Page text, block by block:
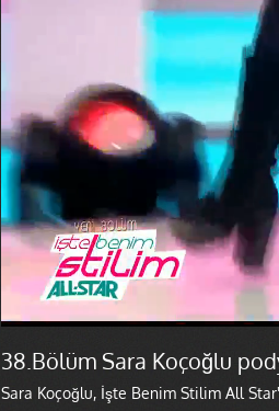
38.Bölüm Sara Koçoğlu
Sara Koçoğlu, İşte Benim Stilim All